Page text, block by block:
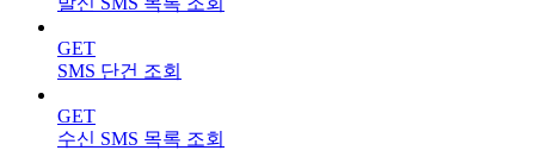
GET
SMS 단건 조회
GET
수신 SMS 목록 조회